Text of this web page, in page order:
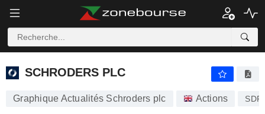
SCHRODERS PLC
SCHRODERS PLC
Graphique Actualités Schroders plc Actions SDR